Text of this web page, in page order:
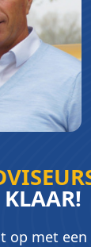
KLAAR!
op met een